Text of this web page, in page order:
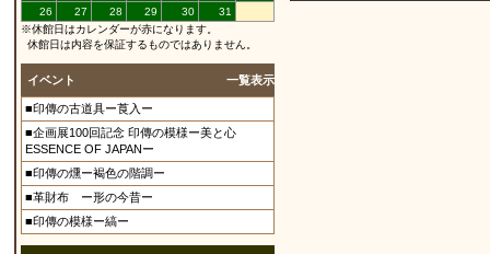
26
27 28 29 30
31
※休館日はカレンダーが赤になります。
休館日は内容を保証するものではありません。
イベント 一覧表示
■印傳の古道具ー莨入ー
■企画展100回記念 印傳の模様ー美と心
ESSENCE OF JAPANー
■印傳の燻ー褐色の階調ー
■革財布 ー形の今昔ー
■印傳の模様ー縞ー